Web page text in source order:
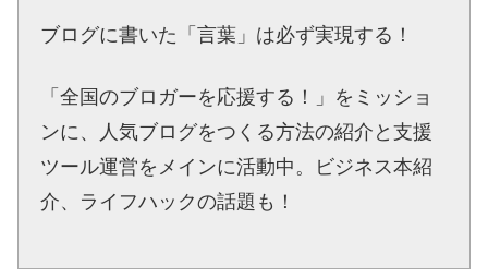
ブログに書いた「言葉」は必ず実現する！
「全国のブロガーを応援する！」をミッショ
ンに、人気ブログをつくる方法の紹介と支援
ツール運営をメインに活動中。ビジネス本紹
介、ライフハックの話題も！